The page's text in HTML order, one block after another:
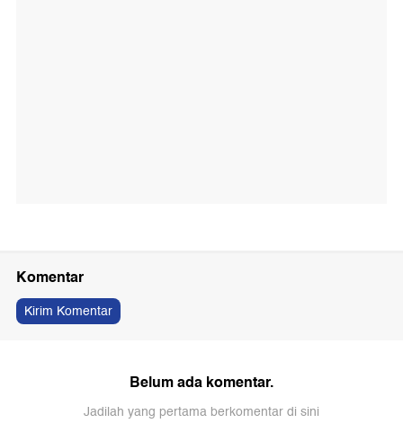
Komentar
Kirim Komentar
Belum ada komentar.
Jadilah yang pertama berkomentar di sini